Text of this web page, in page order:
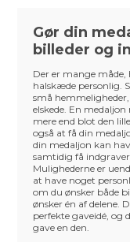
Gør din
billeder og
Der er mange
halskæde personlig.
små
elskede. En
mere end blot den
også at få din
din medaljon kan
samtidig få
Mulighederne er
at have noget
om du ønsker både
ønsker én af delene.
perfekte gaveidé, og
gave en den.